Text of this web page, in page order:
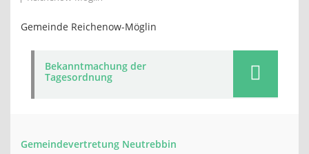
Gemeinde Reichenow-Möglin
Bekanntmachung der
Tagesordnung
Gemeindevertretung Neutrebbin